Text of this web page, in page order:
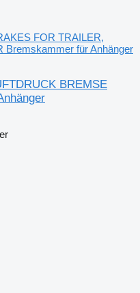
FOR TRAILER,
Bremskammer für Anhänger
BREMSE